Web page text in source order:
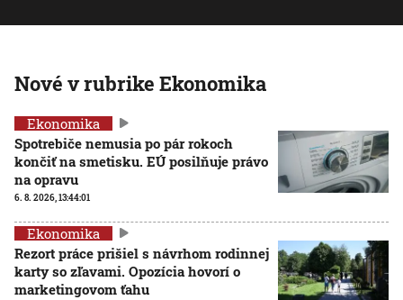
Nové v rubrike Ekonomika
Ekonomika
Spotrebiče nemusia po pár rokoch
končiť na smetisku. EÚ posilňuje právo
na opravu
6. 8. 2026, 13:44:01
Ekonomika
Rezort práce prišiel s návrhom rodinnej
karty so zľavami. Opozícia hovorí o
marketingovom ťahu